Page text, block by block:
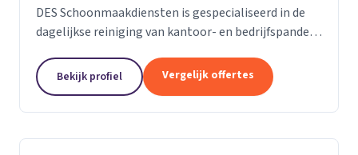
DES Schoonmaakdiensten is gespecialiseerd in de
dagelijkse reiniging van kantoor- en bedrijfspanden
ervaring in de glas- en gevelreiniging. Maar met...
Bekijk profiel Vergelijk offertes